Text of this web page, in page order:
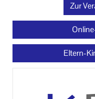
Zur
Eltern-